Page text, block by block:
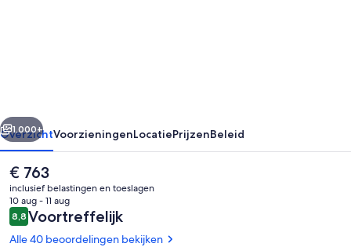
Volgende
1.000+
OverzichtVoorzieningenLocatiePrijzenBeleid
De
huidige
prijs
is
€ 763
€ 763
inclusief belastingen en toeslagen
10 aug - 11 aug
Beoordelingen
8,88,8 op 10 –
Voortreffelijk
Alle 40 beoordelingen bekijken